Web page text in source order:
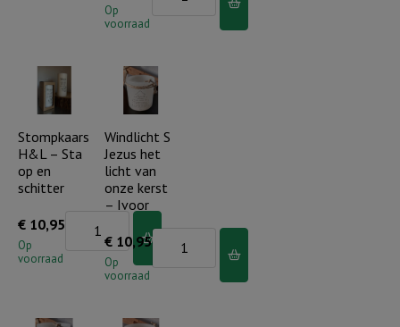
(takje)
aantal
Op
voorraad
verdriet
(vlinder)
incl.
cadeauverpakking
aantal
Stompkaars
H&L – Sta
op en
schitter
€ 10,95
Op
voorraad
Stompkaars
op
Windlicht S
Jezus het
licht van
onze kerst
– Ivoor
€ 10,95
Op
voorraad
Windlicht
S